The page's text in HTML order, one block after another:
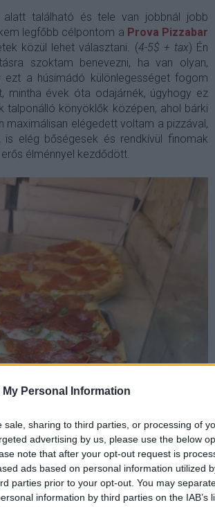
My Personal Information
sale, sharing to third parties, or processing of
advertising by us, please use the below
note that after your opt-out request is
ads based on personal information utilized
parties prior to your opt-out. You may
information by third parties on the IAB’s
található és tele van jobbnál jobb
legfőbb célpontom a Prova Pizzabar
közül lehet választani. (4-5$ + tax) Én
szoktam benevezni, ha van olyan,
a húsimádó különlegességet fogom
mintha évek óta odajárnék, úgyhogy ez
talponálló könyöklők középen, ahol bárki
elégedett voltam a pizzával,
elég bőségesek és rendkívül finomak
élménnyel kezdődött.